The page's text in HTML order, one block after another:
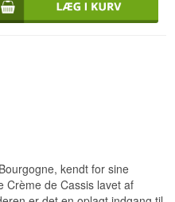
rent med knust is eller til cocktails.
kendt for sine
Crème de Cassis lavet af